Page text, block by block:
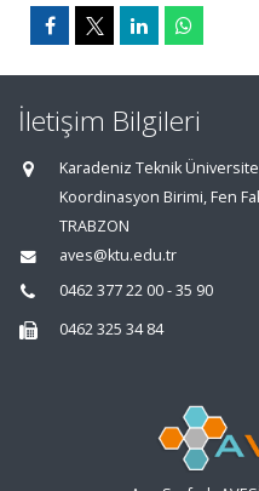
İletişim Bilgileri
Karadeniz Teknik
Koordinasyon Birimi, Fen
TRABZON
aves@ktu.edu.tr
0462 377 22 00 - 35 90
0462 325 34 84